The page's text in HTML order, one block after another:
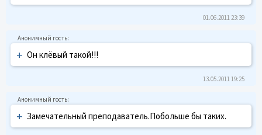
01.06.2011 23:39
+ Он клёвый такой!!!
13.05.2011 19:25
+ Замечательный преподаватель.Побольше бы таких.